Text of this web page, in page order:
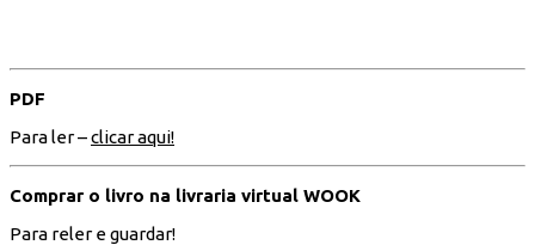
PDF
Para ler –clicar aqui!
Comprar o livro na livraria virtual WOOK
Para reler e guardar!